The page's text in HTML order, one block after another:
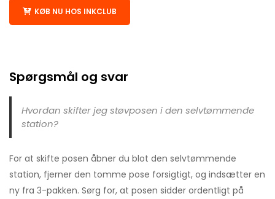
KØB NU HOS INKCLUB
Spørgsmål og svar
Hvordan skifter jeg støvposen i den selvtømmende
station?
For at skifte posen åbner du blot den selvtømmende
station, fjerner den tomme pose forsigtigt, og indsætter en
ny fra 3-pakken. Sørg for, at posen sidder ordentligt på